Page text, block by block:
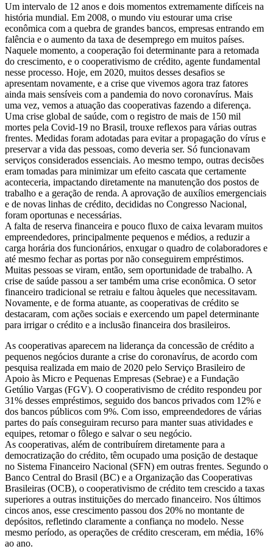
Um intervalo de 12 anos e dois momentos extremamente difíceis na
história mundial. Em 2008, o mundo viu estourar uma crise
econômica com a quebra de grandes bancos, empresas entrando em
falência e o aumento da taxa de desemprego em muitos países.
Naquele momento, a cooperação foi determinante para a retomada
do crescimento, e o cooperativismo de crédito, agente fundamental
nesse processo. Hoje, em 2020, muitos desses desafios se
apresentam novamente, e a crise que vivemos agora traz fatores
ainda mais sensíveis com a pandemia do novo coronavírus. Mais
uma vez, vemos a atuação das cooperativas fazendo a diferença.
Uma crise global de saúde, com o registro de mais de 150 mil
mortes pela Covid-19 no Brasil, trouxe reflexos para várias outras
frentes. Medidas foram adotadas para evitar a propagação do vírus e
preservar a vida das pessoas, como deveria ser. Só funcionavam
serviços considerados essenciais. Ao mesmo tempo, outras decisões
eram tomadas para minimizar um efeito cascata que certamente
aconteceria, impactando diretamente na manutenção dos postos de
trabalho e a geração de renda. A aprovação de auxílios emergenciais
e de novas linhas de crédito, decididas no Congresso Nacional,
foram oportunas e necessárias.
A falta de reserva financeira e pouco fluxo de caixa levaram muitos
empreendedores, principalmente pequenos e médios, a reduzir a
carga horária dos funcionários, enxugar o quadro de colaboradores e
até mesmo fechar as portas por não conseguirem empréstimos.
Muitas pessoas se viram, então, sem oportunidade de trabalho. A
crise de saúde passou a ser também uma crise econômica. O setor
financeiro tradicional se retraiu e faltou àqueles que necessitavam.
Novamente, e de forma atuante, as cooperativas de crédito se
destacaram, com ações sociais e exercendo um papel determinante
para irrigar o crédito e a inclusão financeira dos brasileiros.
As cooperativas aparecem na liderança da concessão de crédito a
pequenos negócios durante a crise do coronavírus, de acordo com
pesquisa realizada em maio de 2020 pelo Serviço Brasileiro de
Apoio às Micro e Pequenas Empresas (Sebrae) e a Fundação
Getúlio Vargas (FGV). O cooperativismo de crédito respondeu por
31% desses empréstimos, seguido dos bancos privados com 12% e
dos bancos públicos com 9%. Com isso, empreendedores de várias
partes do país conseguiram recurso para manter suas atividades e
equipes, retomar o fôlego e salvar o seu negócio.
As cooperativas, além de contribuírem diretamente para a
democratização do crédito, têm ocupado uma posição de destaque
no Sistema Financeiro Nacional (SFN) em outras frentes. Segundo o
Banco Central do Brasil (BC) e a Organização das Cooperativas
Brasileiras (OCB), o cooperativismo de crédito tem crescido a taxas
superiores a outras instituições do mercado financeiro. Nos últimos
cincos anos, esse crescimento passou dos 20% no montante de
depósitos, refletindo claramente a confiança no modelo. Nesse
mesmo período, as operações de crédito cresceram, em média, 16%
ao ano.